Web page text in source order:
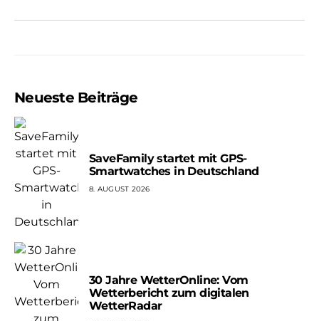
Neueste Beiträge
SaveFamily startet mit GPS-
Smartwatches in Deutschland
8. AUGUST 2026
30 Jahre WetterOnline: Vom
Wetterbericht zum digitalen
WetterRadar